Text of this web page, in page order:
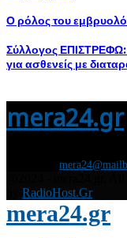
Ο ρόλος του
Σύλλογος ΕΠΙΣΤΡΕΦΩ:
για ασθενείς με
mera24.gr
RadioHost.Gr
mera24.gr